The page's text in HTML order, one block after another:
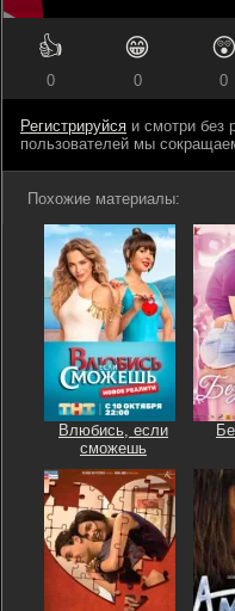
👍
0
😁
0
😲
0
Регистрируйся и смотри без
пользователей мы
Похожие материалы:
Влюбись, если
сможешь